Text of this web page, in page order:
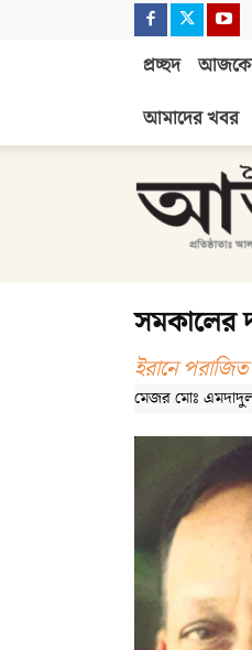
প্রচ্ছদ
আমাদের খবর
আজাদী
সমকালের
ইরানে
মেজর মোঃ